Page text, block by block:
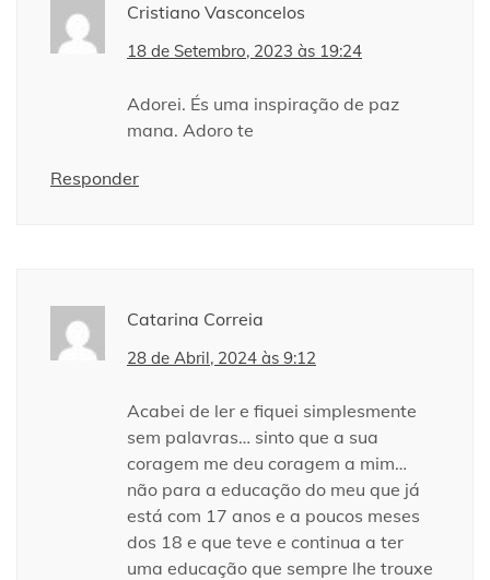
Cristiano Vasconcelos
18 de Setembro, 2023 às 19:24
Adorei. És uma inspiração de paz
mana. Adoro te
Responder
Catarina Correia
28 de Abril, 2024 às 9:12
Acabei de ler e fiquei simplesmente
sem palavras… sinto que a sua
coragem me deu coragem a mim…
não para a educação do meu que já
está com 17 anos e a poucos meses
dos 18 e que teve e continua a ter
uma educação que sempre lhe trouxe